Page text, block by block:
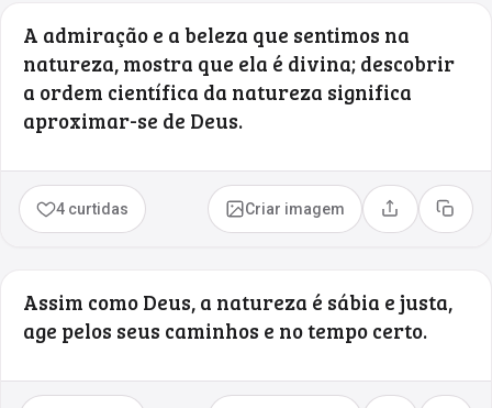
A admiração e a beleza que sentimos na
natureza, mostra que ela é divina; descobrir
a ordem científica da natureza significa
aproximar-se de Deus.
4 curtidas Criar imagem Compartilhar
Copiar
Assim como Deus, a natureza é sábia e justa,
age pelos seus caminhos e no tempo certo.